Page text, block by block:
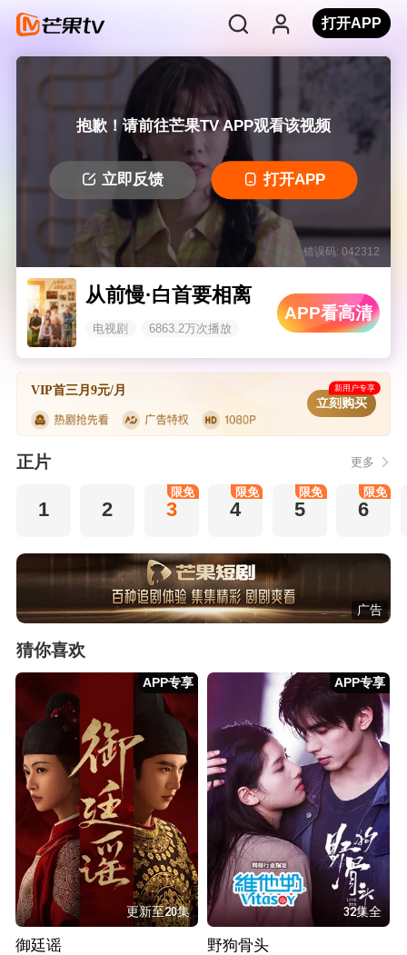
打开APP
抱歉！请前往芒果TV APP观看该视频
立即反馈 打开APP
错误码: 042312
从前慢·白首要相离
电视剧 6863.2万次播放
APP看高清
VIP首三月9元/月 新用户专享
立刻购买
正片 更多
1 2 3
限免
4
限免
5
限免
6
限免
广告
猜你喜欢
APP专享
更新至20集
御廷谣
APP专享
32集全
野狗骨头